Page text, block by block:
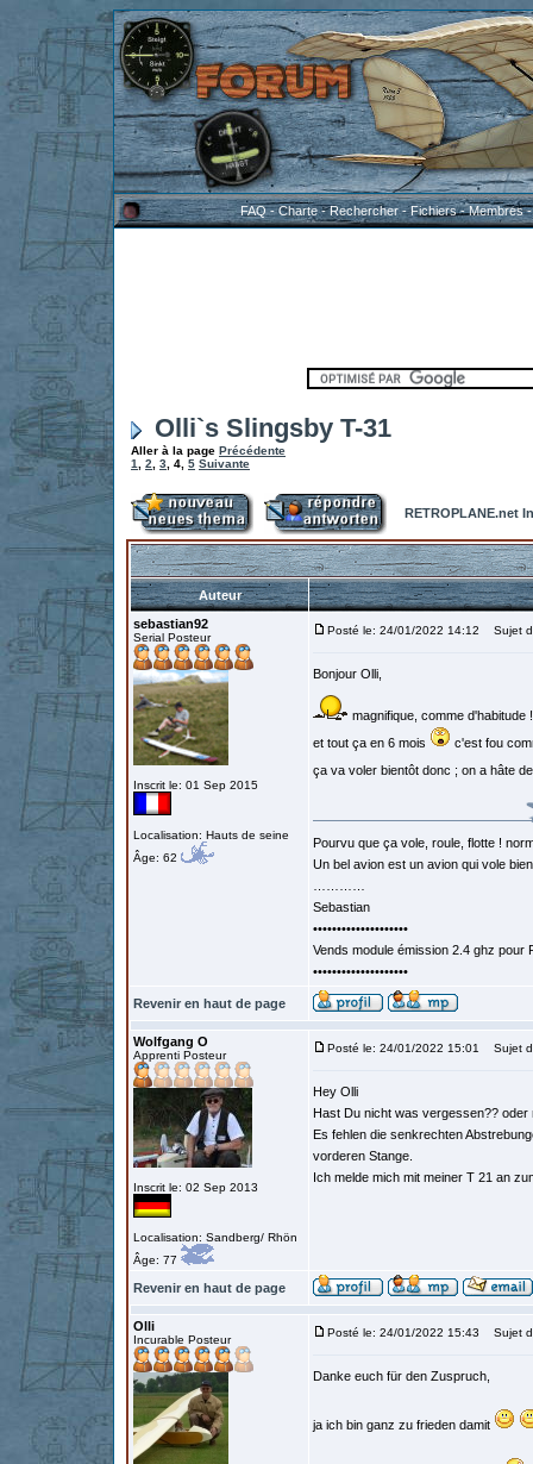
FAQ-Charte-Rechercher-Fichiers-Membres
Olli`s Slingsby T-31
Aller à la page Précédente
1
2 3 4 5 Suivante
RETROPLANE.net
Auteur
sebastian92
Serial Posteur
Inscrit le: 01 Sep 2015
Localisation: Hauts de seine
Âge: 62
Posté le: 24/01/2022 14:12 Sujet
Bonjour Olli,
magnifique, comme d'habitude !
et tout ça en 6 mois
c'est fou
ça va voler bientôt donc ; on a hâte
Pourvu que ça vole, roule, flotte !
Un bel avion est un avion qui vole
Sebastian
••••••••••••••••••••
Vends module émission 2.4 ghz
••••••••••••••••••••
Revenir en haut de page
Wolfgang O
Apprenti Posteur
Inscrit le: 02 Sep 2013
Localisation: Sandberg/ Rhön
Âge: 77
Posté le: 24/01/2022 15:01 Sujet
Hey Olli
Hast Du nicht was vergessen?? oder
Es fehlen die senkrechten
vorderen Stange.
Ich melde mich mit meiner T 21 an
Revenir en haut de page
Olli
Incurable Posteur
Posté le: 24/01/2022 15:43 Sujet
Danke euch für den Zuspruch,
ja ich bin ganz zu frieden damit